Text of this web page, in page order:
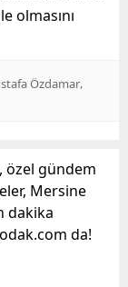
olmasını
Özdamar,
özel gündem
Mersine
dakika
da!